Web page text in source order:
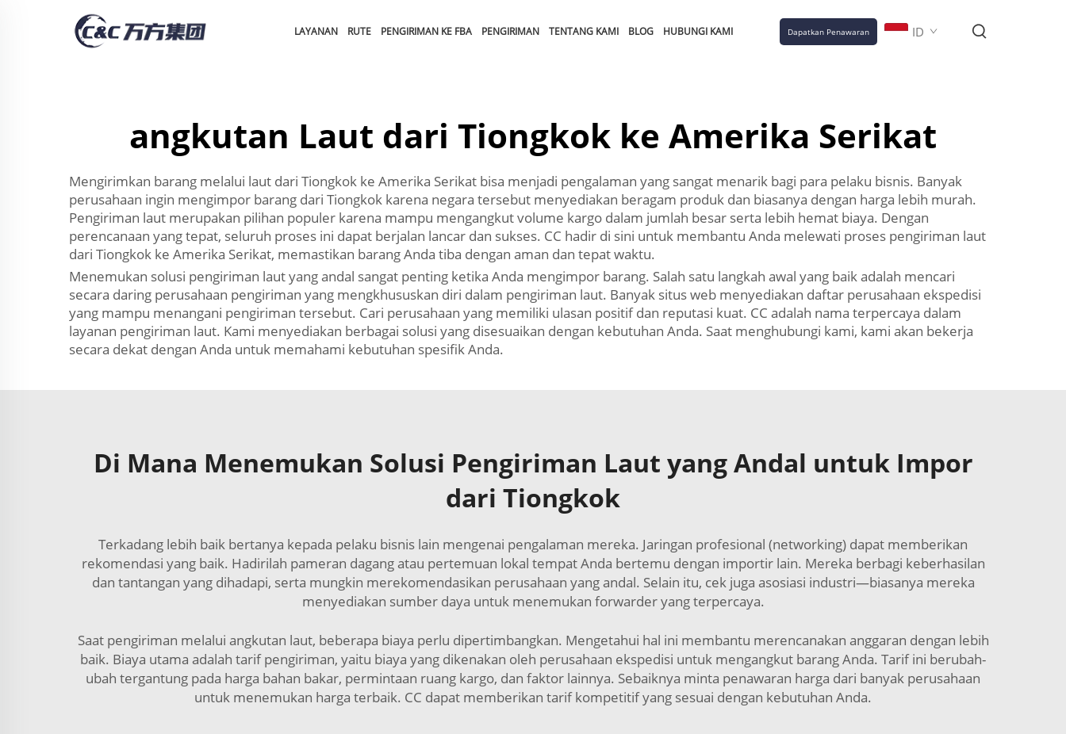
LAYANAN RUTE PENGIRIMAN KE FBA PENGIRIMAN TENTANG KAMI BLOG HUBUNGI KAMI Dapatkan Penawaran ID
angkutan Laut dari Tiongkok ke Amerika Serikat
Mengirimkan barang melalui laut dari Tiongkok ke Amerika Serikat bisa menjadi pengalaman yang sangat menarik bagi para pelaku bisnis. Banyak
perusahaan ingin mengimpor barang dari Tiongkok karena negara tersebut menyediakan beragam produk dan biasanya dengan harga lebih murah.
Pengiriman laut merupakan pilihan populer karena mampu mengangkut volume kargo dalam jumlah besar serta lebih hemat biaya. Dengan
perencanaan yang tepat, seluruh proses ini dapat berjalan lancar dan sukses. CC hadir di sini untuk membantu Anda melewati proses pengiriman laut
dari Tiongkok ke Amerika Serikat, memastikan barang Anda tiba dengan aman dan tepat waktu.
Menemukan solusi pengiriman laut yang andal sangat penting ketika Anda mengimpor barang. Salah satu langkah awal yang baik adalah mencari
secara daring perusahaan pengiriman yang mengkhususkan diri dalam pengiriman laut. Banyak situs web menyediakan daftar perusahaan ekspedisi
yang mampu menangani pengiriman tersebut. Cari perusahaan yang memiliki ulasan positif dan reputasi kuat. CC adalah nama terpercaya dalam
layanan pengiriman laut. Kami menyediakan berbagai solusi yang disesuaikan dengan kebutuhan Anda. Saat menghubungi kami, kami akan bekerja
secara dekat dengan Anda untuk memahami kebutuhan spesifik Anda.
Di Mana Menemukan Solusi Pengiriman Laut yang Andal untuk Impor
dari Tiongkok
Terkadang lebih baik bertanya kepada pelaku bisnis lain mengenai pengalaman mereka. Jaringan profesional (networking) dapat memberikan
rekomendasi yang baik. Hadirilah pameran dagang atau pertemuan lokal tempat Anda bertemu dengan importir lain. Mereka berbagi keberhasilan
dan tantangan yang dihadapi, serta mungkin merekomendasikan perusahaan yang andal. Selain itu, cek juga asosiasi industri—biasanya mereka
menyediakan sumber daya untuk menemukan forwarder yang terpercaya.
Saat pengiriman melalui angkutan laut, beberapa biaya perlu dipertimbangkan. Mengetahui hal ini membantu merencanakan anggaran dengan lebih
baik. Biaya utama adalah tarif pengiriman, yaitu biaya yang dikenakan oleh perusahaan ekspedisi untuk mengangkut barang Anda. Tarif ini berubah-
ubah tergantung pada harga bahan bakar, permintaan ruang kargo, dan faktor lainnya. Sebaiknya minta penawaran harga dari banyak perusahaan
untuk menemukan harga terbaik. CC dapat memberikan tarif kompetitif yang sesuai dengan kebutuhan Anda.